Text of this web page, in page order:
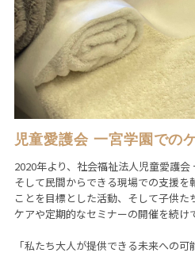
児童愛護会 一宮学園での
2020年より、社会福祉法人児童愛護会
そして民間からできる現場での支援を
ことを目標とした活動、そして子供
ケアや定期的なセミナーの開催を続け
「私たち⼤⼈が提供できる未来への可